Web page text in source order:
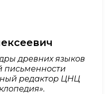
древних языков
письменности
редактор ЦНЦ